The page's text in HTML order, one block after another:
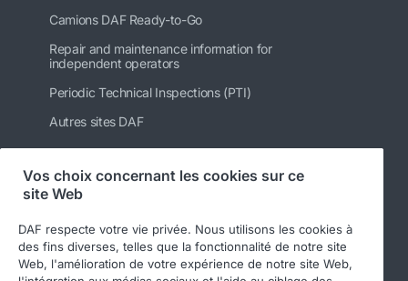
Camions DAF Ready-to-Go
Repair and maintenance information for
independent operators
Periodic Technical Inspections (PTI)
Autres sites DAF
Suivez-nous
Vos choix concernant les cookies sur ce
site Web
DAF respecte votre vie privée. Nous utilisons les cookies à
des fins diverses, telles que la fonctionnalité de notre site
Web, l'amélioration de votre expérience de notre site Web,